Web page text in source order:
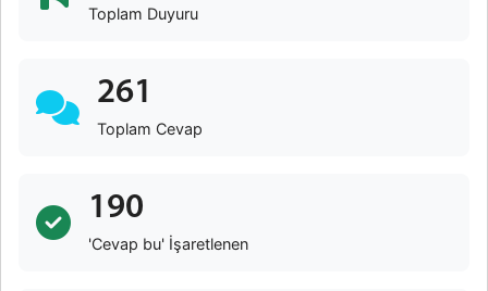
Toplam Duyuru
261
Toplam Cevap
190
'Cevap bu' İşaretlenen